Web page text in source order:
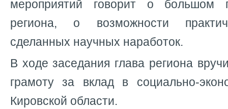
мероприятий говорит о большом
региона, о возможности
сделанных научных наработок.
В ходе заседания глава региона
грамоту за вклад в социально-
Кировской области.